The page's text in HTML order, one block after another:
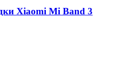
Xiaomi Mi Band 3